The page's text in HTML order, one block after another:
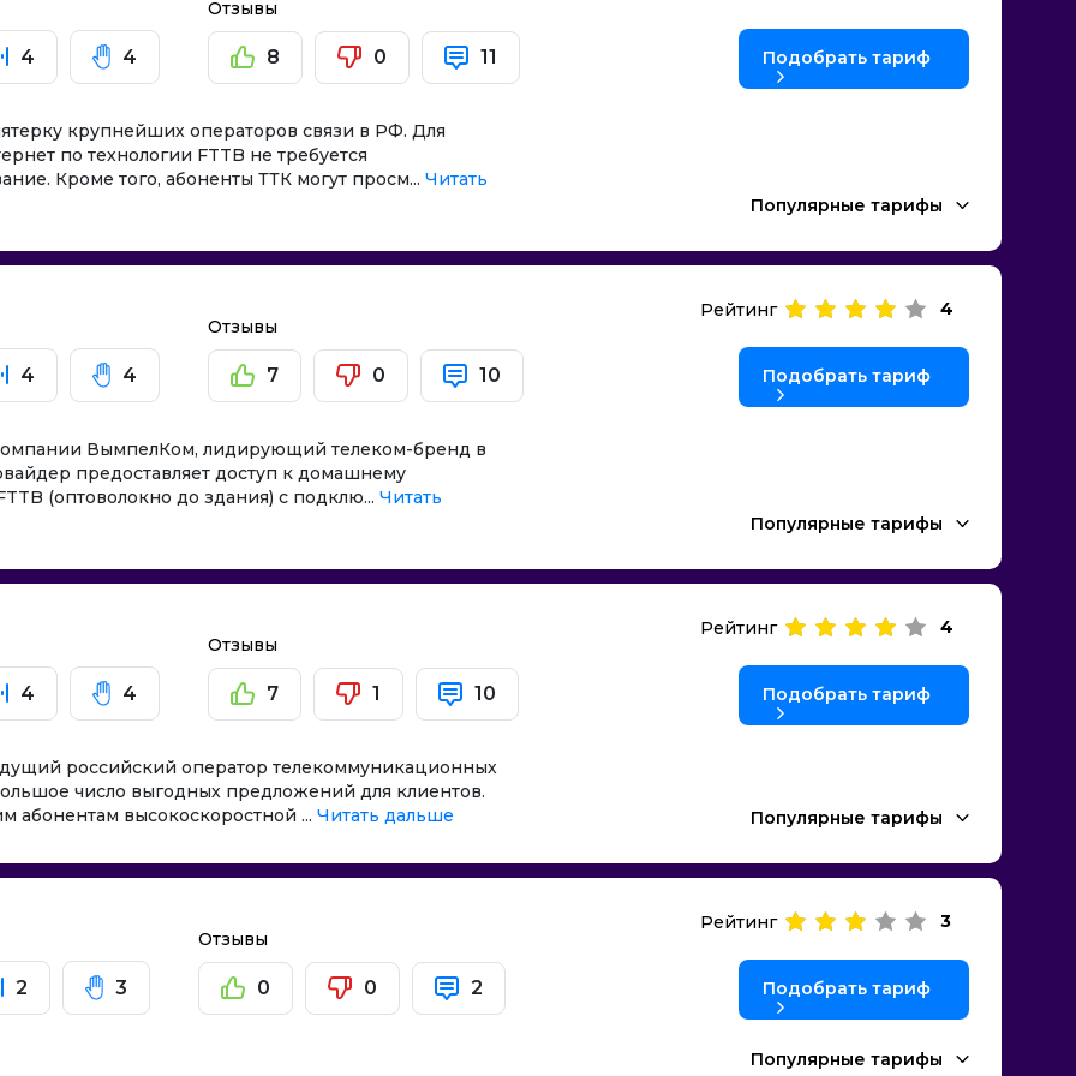
связью
По рейтингу
По цене
По скорости
По количеству отзывов
По количеству акций
4 4
Отзывы
8 0 11 Подобрать тариф
крупнейших операторов связи в РФ. Для
по технологии FTTB не требуется
Кроме того, абоненты ТТК могут просм... Читать
Популярные тарифы
4 4
Отзывы
7 0 10
Рейтинг 4
Подобрать тариф
ВымпелКом, лидирующий телеком-бренд в
предоставляет доступ к домашнему
(оптоволокно до здания) с подклю... Читать
Популярные тарифы
4 4
Отзывы
7 1 10
Рейтинг 4
Подобрать тариф
российский оператор телекоммуникационных
число выгодных предложений для клиентов.
абонентам высокоскоростной ... Читать дальше Популярные тарифы
2 3
Отзывы
0 0 2
Рейтинг 3
Подобрать тариф
Популярные тарифы